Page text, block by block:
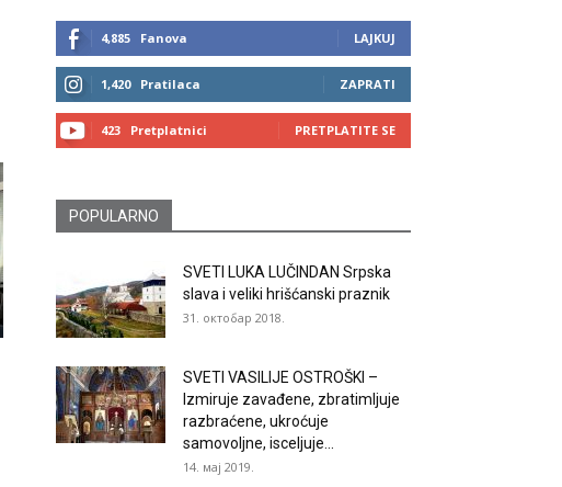
4,885 Fanova LAJKUJ
1,420 Pratilaca ZAPRATI
423 Pretplatnici PRETPLATITE SE
POPULARNO
SVETI LUKA LUČINDAN Srpska
slava i veliki hrišćanski praznik
31. октобар 2018.
SVETI VASILIJE OSTROŠKI –
Izmiruje zavađene, zbratimljuje
razbraćene, ukroćuje
samovoljne, isceljuje...
14. мај 2019.